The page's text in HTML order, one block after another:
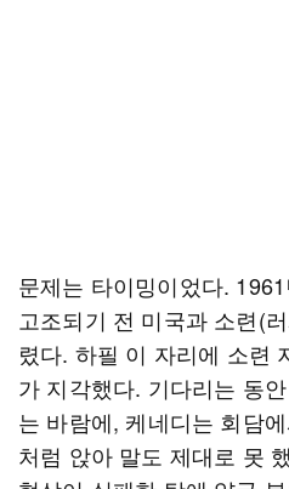
문제는 타이밍이었다.
고조되기 전 미국과 소련(
렸다. 하필 이 자리에 소련
가 지각했다. 기다리는 동
는 바람에, 케네디는 회담
처럼 앉아 말도 제대로 못